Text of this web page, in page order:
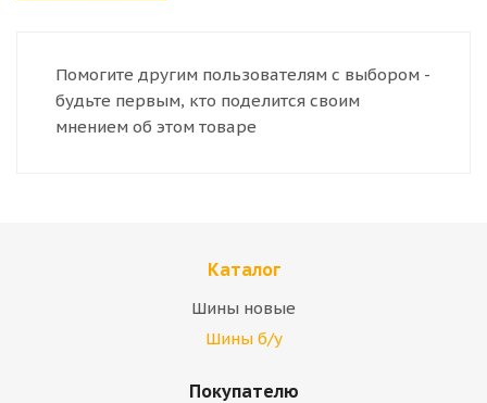
Помогите другим пользователям с выбором -
будьте первым, кто поделится своим
мнением об этом товаре
Каталог
Шины новые
Шины б/у
Покупателю